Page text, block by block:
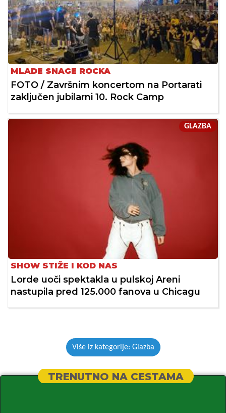
MLADE SNAGE ROCKA
FOTO / Završnim koncertom na Portarati
zaključen jubilarni 10. Rock Camp
GLAZBA
SHOW STIŽE I KOD NAS
Lorde uoči spektakla u pulskoj Areni
nastupila pred 125.000 fanova u Chicagu
Više iz kategorije: Glazba
TRENUTNO NA CESTAMA